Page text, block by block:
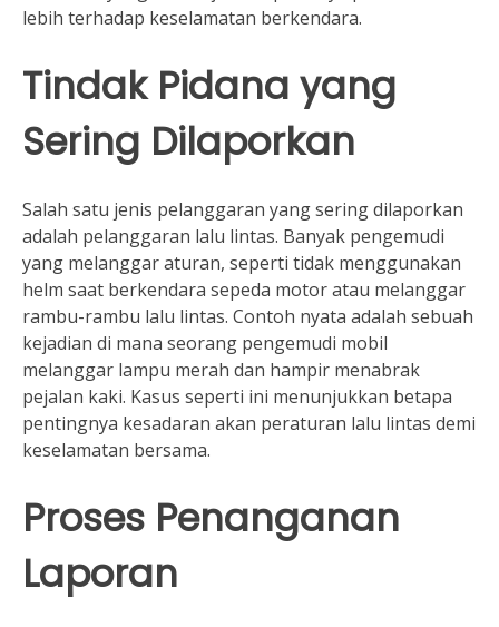
lebih terhadap keselamatan berkendara.
Tindak Pidana yang
Sering Dilaporkan
Salah satu jenis pelanggaran yang sering dilaporkan
adalah pelanggaran lalu lintas. Banyak pengemudi
yang melanggar aturan, seperti tidak menggunakan
helm saat berkendara sepeda motor atau melanggar
rambu-rambu lalu lintas. Contoh nyata adalah sebuah
kejadian di mana seorang pengemudi mobil
melanggar lampu merah dan hampir menabrak
pejalan kaki. Kasus seperti ini menunjukkan betapa
pentingnya kesadaran akan peraturan lalu lintas demi
keselamatan bersama.
Proses Penanganan
Laporan